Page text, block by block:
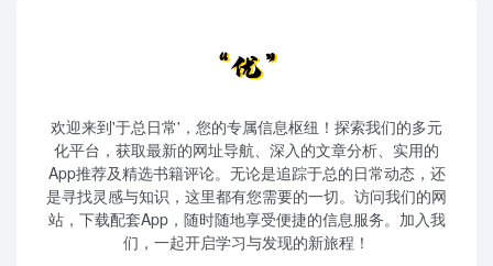
欢迎来到'于总日常'，您的专属信息枢纽！探索我们的多元
化平台，获取最新的网址导航、深入的文章分析、实用的
App推荐及精选书籍评论。无论是追踪于总的日常动态，还
是寻找灵感与知识，这里都有您需要的一切。访问我们的网
站，下载配套App，随时随地享受便捷的信息服务。加入我
们，一起开启学习与发现的新旅程！